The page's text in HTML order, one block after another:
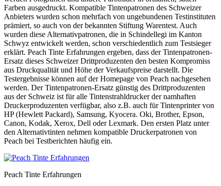
Farben ausgedruckt. Kompatible Tintenpatronen des Schweizer
Anbieters wurden schon mehrfach von ungebundenen Testinstituten
prämiert, so auch von der bekannten Stiftung Warentest. Auch
wurden diese Alternativpatronen, die in Schindellegi im Kanton
Schwyz entwickelt werden, schon verschiedentlich zum Testsieger
erklärt. Peach Tinte Erfahrungen ergeben, dass der Tintenpatronen-
Ersatz dieses Schweizer Drittproduzenten den besten Kompromiss
aus Druckqualität und Höhe der Verkaufspreise darstellt. Die
Testergebnisse können auf der Homepage von Peach nachgesehen
werden. Der Tintenpatronen-Ersatz günstig des Drittproduzenten
aus der Schweiz ist für alle Tintenstrahldrucker der namhaften
Druckerproduzenten verfügbar, also z.B. auch für Tintenprinter von
HP (Hewlett Packard), Samsung, Kyocera. Oki, Brother, Epson,
Canon, Kodak, Xerox, Dell oder Lexmark. Den ersten Platz unter
den Alternativtinten nehmen kompatible Druckerpatronen von
Peach bei Testberichten häufig ein.
Peach Tinte Erfahrungen